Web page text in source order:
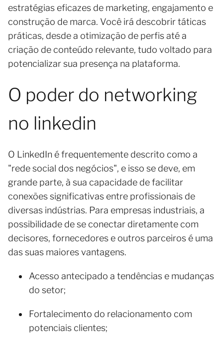
estratégias eficazes de marketing, engajamento e
construção de marca. Você irá descobrir táticas
práticas, desde a otimização de perfis até a
criação de conteúdo relevante, tudo voltado para
potencializar sua presença na plataforma.
O poder do networking
no linkedin
O LinkedIn é frequentemente descrito como a
"rede social dos negócios", e isso se deve, em
grande parte, à sua capacidade de facilitar
conexões significativas entre profissionais de
diversas indústrias. Para empresas industriais, a
possibilidade de se conectar diretamente com
decisores, fornecedores e outros parceiros é uma
das suas maiores vantagens.
Acesso antecipado a tendências e mudanças
do setor;
Fortalecimento do relacionamento com
potenciais clientes;